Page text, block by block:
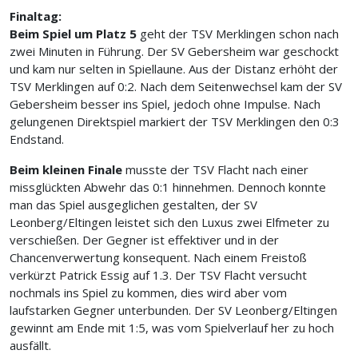
Finaltag:
Beim Spiel um Platz 5 geht der TSV Merklingen schon nach
zwei Minuten in Führung. Der SV Gebersheim war geschockt
und kam nur selten in Spiellaune. Aus der Distanz erhöht der
TSV Merklingen auf 0:2. Nach dem Seitenwechsel kam der SV
Gebersheim besser ins Spiel, jedoch ohne Impulse. Nach
gelungenen Direktspiel markiert der TSV Merklingen den 0:3
Endstand.
Beim kleinen Finale musste der TSV Flacht nach einer
missglückten Abwehr das 0:1 hinnehmen. Dennoch konnte
man das Spiel ausgeglichen gestalten, der SV
Leonberg/Eltingen leistet sich den Luxus zwei Elfmeter zu
verschießen. Der Gegner ist effektiver und in der
Chancenverwertung konsequent. Nach einem Freistoß
verkürzt Patrick Essig auf 1.3. Der TSV Flacht versucht
nochmals ins Spiel zu kommen, dies wird aber vom
laufstarken Gegner unterbunden. Der SV Leonberg/Eltingen
gewinnt am Ende mit 1:5, was vom Spielverlauf her zu hoch
ausfällt.